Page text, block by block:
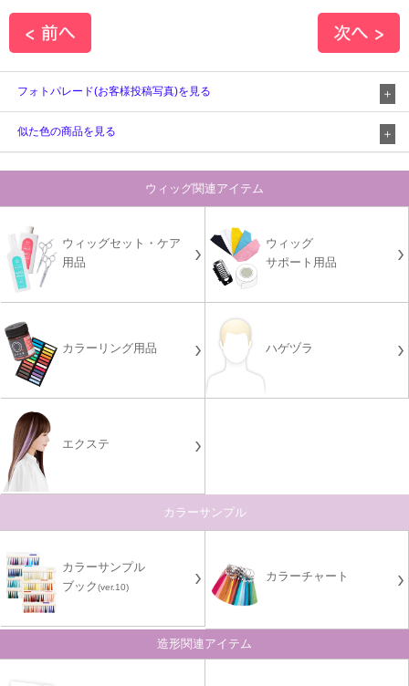
フォトパレード(お客様投稿写真)を見る
似た色の商品を見る
ウィッグ関連アイテム
ウィッグセット・ケア
用品
ウィッグ
サポート用品
カラーリング用品 ハゲヅラ
エクステ
カラーサンプル
カラーサンプル
ブック(ver.10)
カラーチャート
造形関連アイテム